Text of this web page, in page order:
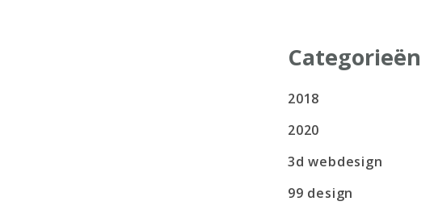
Categorieën
2018
2020
3d webdesign
99 design